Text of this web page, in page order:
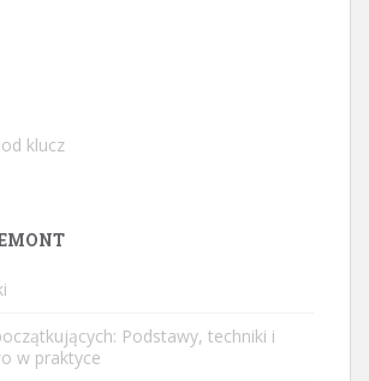
klucz
Podstawy, techniki i
w praktyce